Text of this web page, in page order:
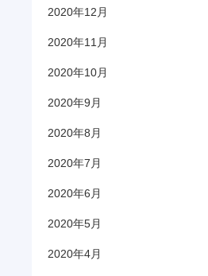
2020年12月
2020年11月
2020年10月
2020年9月
2020年8月
2020年7月
2020年6月
2020年5月
2020年4月